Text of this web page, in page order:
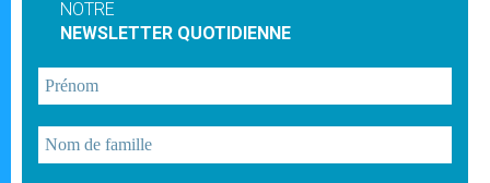
NOTRE
NEWSLETTER QUOTIDIENNE